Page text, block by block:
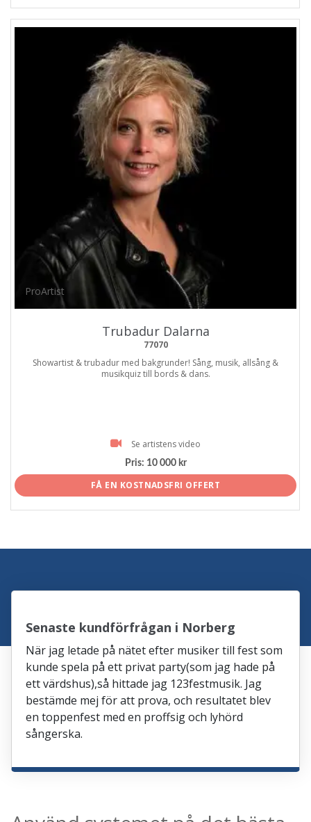
ProArtist
Trubadur Dalarna
77070
Showartist & trubadur med bakgrunder! Sång, musik, allsång &
musikquiz till bords & dans.
Se artistens video
Pris: 10 000 kr
FÅ EN KOSTNADSFRI OFFERT
Senaste kundförfrågan i Norberg
När jag letade på nätet efter musiker till fest som
kunde spela på ett privat party(som jag hade på
ett värdshus),så hittade jag 123festmusik. Jag
bestämde mej för att prova, och resultatet blev
en toppenfest med en proffsig och lyhörd
sångerska.